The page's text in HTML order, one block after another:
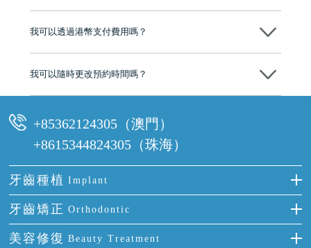
我可以透過港幣支付費用嗎？
我可以隨時更改預約時間嗎？
+85362124305（澳門）
+8615344824305（珠海）
牙齒種植 Implant
種牙
單顆牙缺失
牙齒矯正 Orthodontic
隱形箍牙
美容修復 Beauty Treatment